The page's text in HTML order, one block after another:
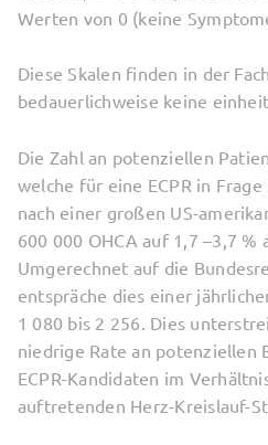
Werten von 0 (keine
Diese Skalen finden in der
bedauerlichweise keine
Die Zahl an potenziellen
welche für eine ECPR in
nach einer großen US-
600 000 OHCA auf 1,7 –3,7 %
Umgerechnet auf die
entspräche dies einer
1 080 bis 2 256. Dies
niedrige Rate an potenziellen
ECPR-Kandidaten im
auftretenden Herz-Kreislauf-